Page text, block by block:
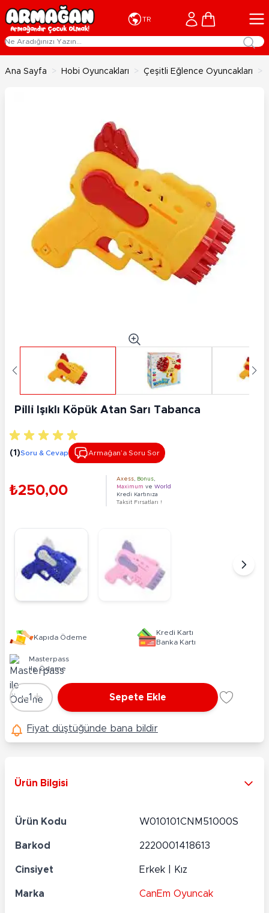
İçeriğe geç
TR Cart
Ana Sayfa > Hobi Oyuncakları > Çeşitli Eğlence Oyuncakları >
Pi̇lli̇ Işıklı Köpük Atan Sarı Tabanca
(1)Soru & Cevap Armağan’a Soru Sor
₺250,00
Axess Bonus
Maximum ve World
Kredi Kartınıza
Taksit Fırsatları !
Kapıda Ödeme
Kredi Kartı
Banka Kartı
Masterpass
ile Ödeme
Adet
-1 + Sepete Ekle
Fiyat düştüğünde bana bildir
Ürün Bilgisi
Ürün Kodu W010101CNM51000S
Barkod 2220001418613
Cinsiyet Erkek | Kız
Marka CanEm Oyuncak